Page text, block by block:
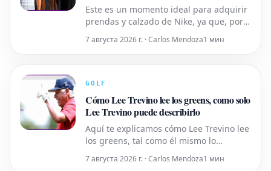
Este es un momento ideal para adquirir
prendas y calzado de Nike, ya que, por
tiempo limitado, podrás disfrutar de
descuentos de hasta el 50% sobre el
7 августа 2026 г. · Carlos Mendoza1 мин
GOLF
Cómo Lee Trevino lee los greens, como solo
Lee Trevino puede describirlo
Aquí te explicamos cómo Lee Trevino lee
los greens, tal como él mismo lo
describe, con su estilo inconfundible. El
video de su explicación fue compartido
7 августа 2026 г. · Carlos Mendoza1 мин